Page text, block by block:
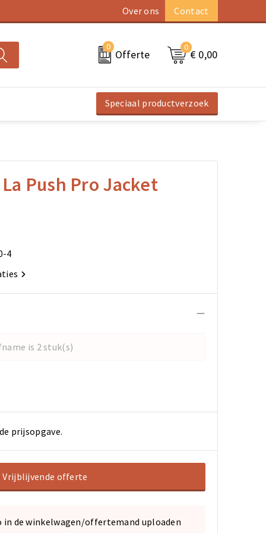
Over ons Contact
0
Offerte
0
€ 0,00
Speciaal productverzoek
Push Pro Jacket
4
is 2 stuk(s)
prijsopgave.
Vrijblijvende offerte
in de winkelwagen/offertemand uploaden